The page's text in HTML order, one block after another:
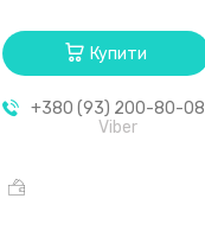
Купити
+380 (93) 200-80-08
Viber